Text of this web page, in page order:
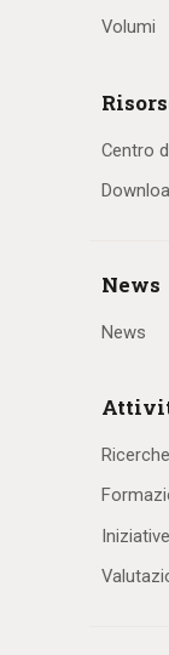
Volumi
Centro
News
News